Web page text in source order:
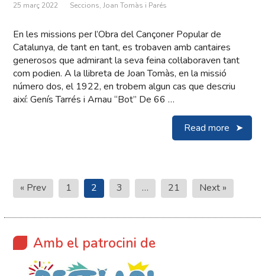
25 març 2022 Seccions,Joan Tomàs i Parés
En les missions per l’Obra del Cançoner Popular de
Catalunya, de tant en tant, es trobaven amb cantaires
generosos que admirant la seva feina col·laboraven tant
com podien. A la llibreta de Joan Tomàs, en la missió
número dos, el 1922, en trobem algun cas que descriu
així: Genís Tarrés i Arnau “Bot” De 66 …
Read more
Paginació
de
les
entrades
« Prev 1 2 3 … 21 Next »
Amb el patrocini de